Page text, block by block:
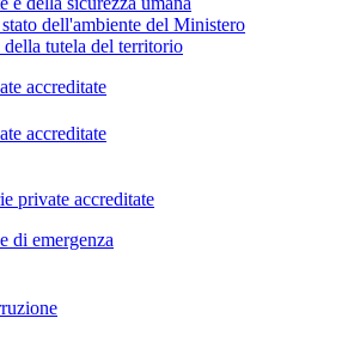
dell'ambiente del Ministero
tutela del territorio
accreditate
accreditate
private accreditate
di emergenza